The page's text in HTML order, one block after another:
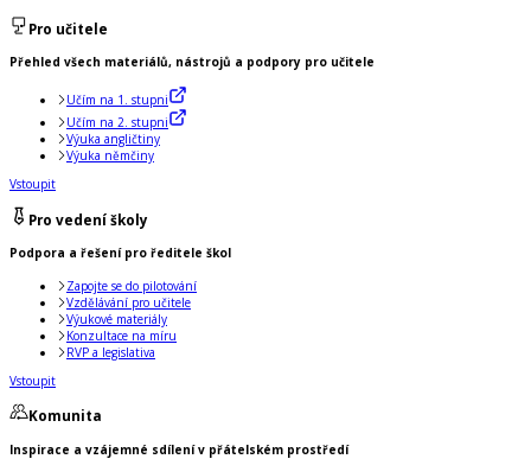
Pro učitele
Přehled všech materiálů, nástrojů a podpory pro učitele
Učím na 1. stupni
Učím na 2. stupni
Výuka angličtiny
Výuka němčiny
Vstoupit
Pro vedení školy
Podpora a řešení pro ředitele škol
Zapojte se do pilotování
Vzdělávání pro učitele
Výukové materiály
Konzultace na míru
RVP a legislativa
Vstoupit
Komunita
Inspirace a vzájemné sdílení v přátelském prostředí